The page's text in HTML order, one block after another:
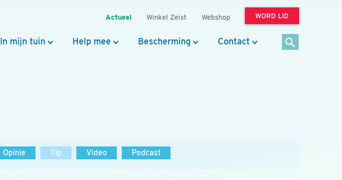
Actueel Winkel Zeist Webshop WORD LID
In mijn tuin Help mee Bescherming Contact
Opinie Tip Video Podcast